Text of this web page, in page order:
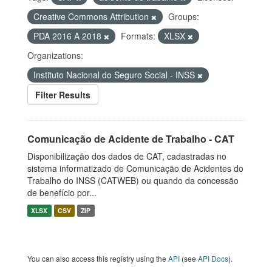
Creative Commons Attribution
Groups:
PDA 2016 A 2018
Formats:
XLSX
Organizations:
Instituto Nacional do Seguro Social - INSS
Filter Results
Comunicação de Acidente de Trabalho - CAT
Disponibilização dos dados de CAT, cadastradas no
sistema informatizado de Comunicação de Acidentes do
Trabalho do INSS (CATWEB) ou quando da concessão
de benefício por...
XLSX CSV ZIP
You can also access this registry using the API (see API Docs).